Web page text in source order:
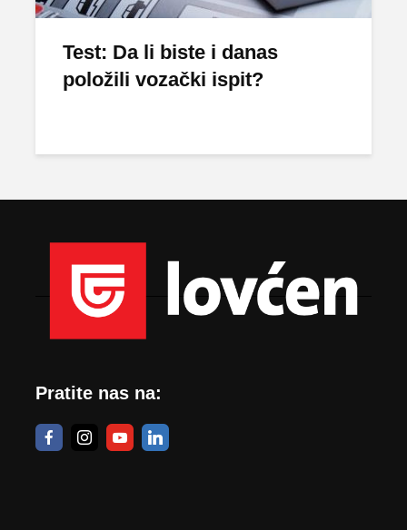
Test: Da li biste i danas
položili vozački ispit?
Pratite nas na: